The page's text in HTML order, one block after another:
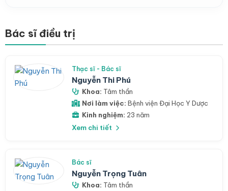
Bác sĩ điều trị
Thạc sĩ - Bác sĩ
Nguyễn Thi Phú
Khoa: Tâm thần
Nơi làm việc: Bệnh viện Đại Học Y Dược
Kinh nghiệm: 23 năm
Xem chi tiết
Bác sĩ
Nguyễn Trọng Tuân
Khoa: Tâm thần